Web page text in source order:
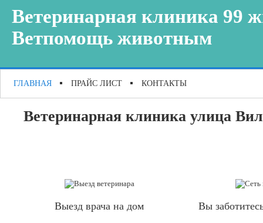
Ветеринарная клиника 99
Ветпомощь животным
ГЛАВНАЯ ПРАЙС ЛИСТ КОНТАКТЫ
Ветеринарная клиника улица
Выезд врача на дом Вы